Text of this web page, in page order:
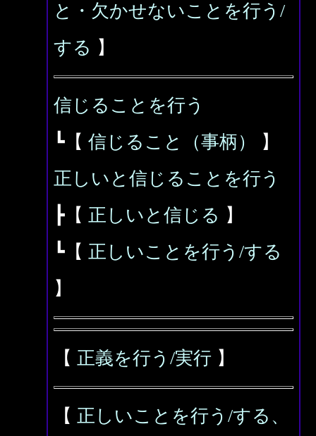
と・欠かせないことを行う/
する 】
信じることを行う
┗【 信じること（事柄）
】
正しいと信じることを行う
┣【 正しいと信じる 】
┗【 正しいことを行う/する
】
【 正義を行う/実行 】
【 正しいことを行う/する、